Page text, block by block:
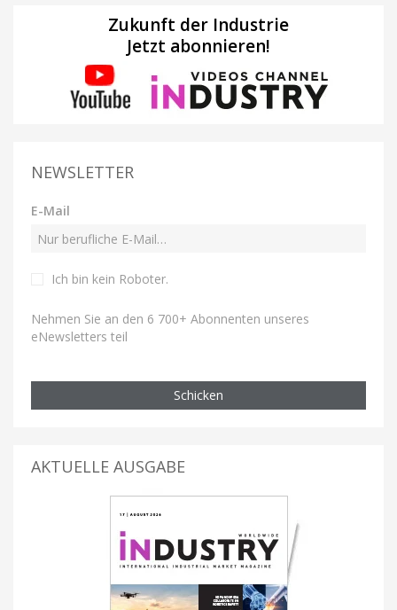
Zukunft der Industrie
Jetzt abonnieren!
NEWSLETTER
E-Mail
Ich bin kein Roboter.
Nehmen Sie an den 6 700+ Abonnenten unseres
eNewsletters teil
Schicken
AKTUELLE AUSGABE